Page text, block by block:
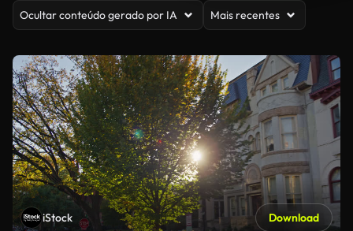
Ocultar conteúdo gerado por IA Mais recentes
iStock Download